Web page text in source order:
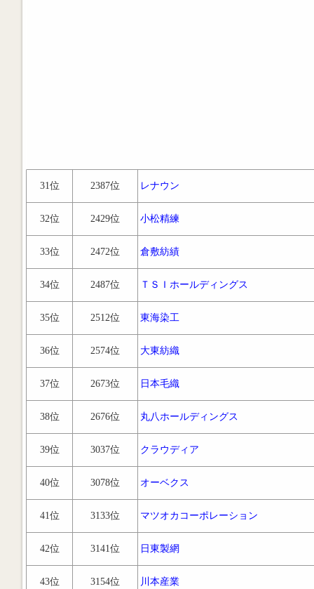
31位 2387位 レナウン
32位 2429位 小松精練
33位 2472位 倉敷紡績
34位 2487位 ＴＳＩホールディングス
35位 2512位 東海染工
36位 2574位 大東紡織
37位 2673位 日本毛織
38位 2676位 丸八ホールディングス
39位 3037位 クラウディア
40位 3078位 オーベクス
41位 3133位 マツオカコーポレーション
42位 3141位 日東製網
43位 3154位 川本産業